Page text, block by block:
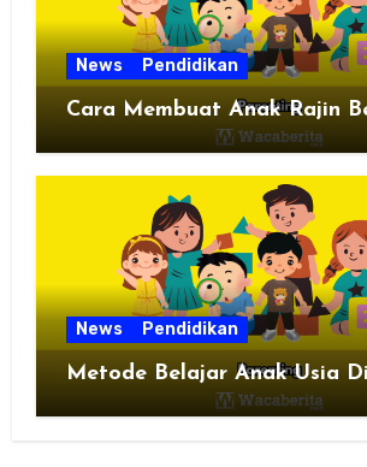
News Pendidikan
Cara Membuat Anak Rajin
News Pendidikan
Metode Belajar Anak Usia